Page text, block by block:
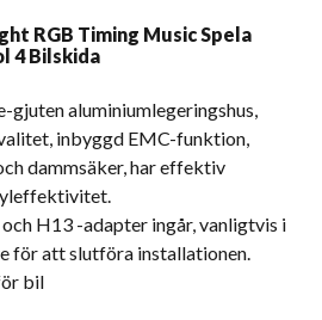
RGB Timing Music Spela
4 Bilskida
gjuten aluminiumlegeringshus,
inbyggd EMC-funktion,
dammsäker, har effektiv
och H13 -adapter ingår, vanligtvis i
för att slutföra installationen.
bil